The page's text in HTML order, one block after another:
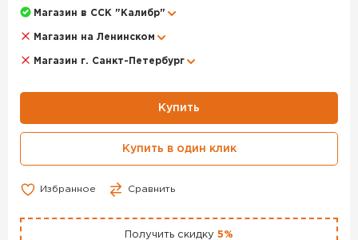
Магазин в ССК "Калибр"
Магазин на Ленинском
Магазин г. Санкт-Петербург
Купить
Купить в один клик
Избранное Сравнить
Получить скидку 5%